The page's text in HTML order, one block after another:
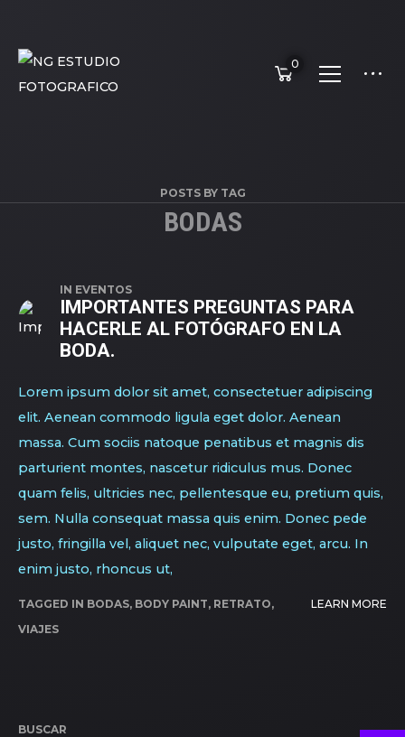
0
POSTS BY TAG
BODAS
IN EVENTOS
IMPORTANTES PREGUNTAS PARA
HACERLE AL FOTÓGRAFO EN LA
BODA.
Lorem ipsum dolor sit amet, consectetuer adipiscing
elit. Aenean commodo ligula eget dolor. Aenean
massa. Cum sociis natoque penatibus et magnis dis
parturient montes, nascetur ridiculus mus. Donec
quam felis, ultricies nec, pellentesque eu, pretium quis,
sem. Nulla consequat massa quis enim. Donec pede
justo, fringilla vel, aliquet nec, vulputate eget, arcu. In
enim justo, rhoncus ut,
TAGGED IN BODAS, BODY PAINT, RETRATO,
VIAJES
LEARN MORE
BUSCAR